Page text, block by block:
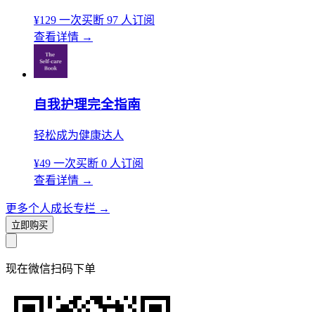
¥129 一次买断 97 人订阅
查看详情 →
自我护理完全指南
轻松成为健康达人
¥49 一次买断 0 人订阅
查看详情 →
更多个人成长专栏 →
立即购买
现在微信扫码下单